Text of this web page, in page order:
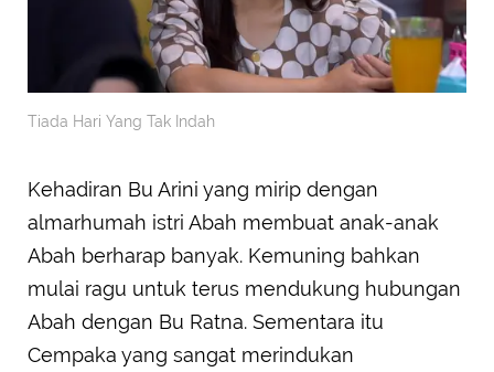
Tiada Hari Yang Tak Indah
Kehadiran Bu Arini yang mirip dengan
almarhumah istri Abah membuat anak-anak
Abah berharap banyak. Kemuning bahkan
mulai ragu untuk terus mendukung hubungan
Abah dengan Bu Ratna. Sementara itu
Cempaka yang sangat merindukan